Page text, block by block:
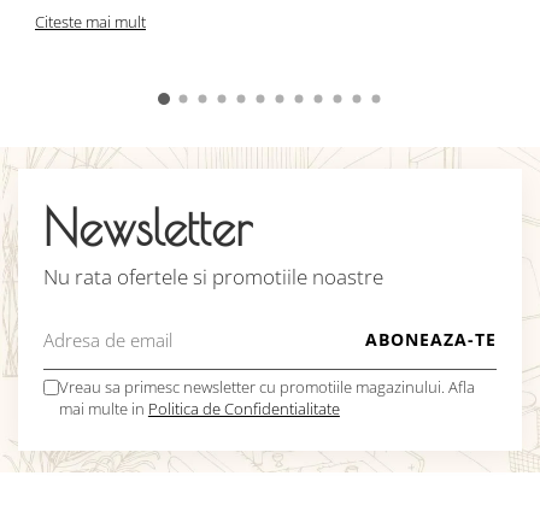
Citeste mai mult
Newsletter
Nu rata ofertele si promotiile noastre
Vreau sa primesc newsletter cu promotiile magazinului. Afla
mai multe in Politica de Confidentialitate